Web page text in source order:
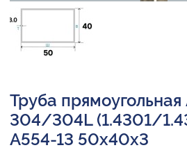
Труба прямоугольная
304/304L (1.4301/
A554-13 50х40х3